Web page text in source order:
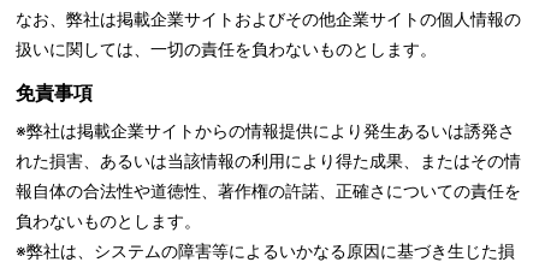
なお、弊社は掲載企業サイトおよびその他企業サイトの個人情報の
扱いに関しては、一切の責任を負わないものとします。
免責事項
※弊社は掲載企業サイトからの情報提供により発生あるいは誘発さ
れた損害、あるいは当該情報の利用により得た成果、またはその情
報自体の合法性や道徳性、著作権の許諾、正確さについての責任を
負わないものとします。
※弊社は、システムの障害等によるいかなる原因に基づき生じた損